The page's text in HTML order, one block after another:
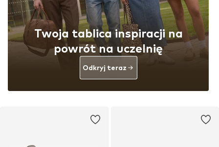
Twoja tablica inspiracji na
powrót na uczelnię
Odkryj teraz